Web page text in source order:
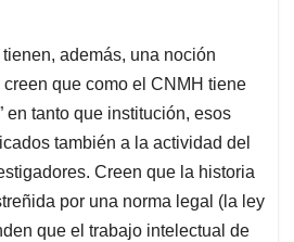
tienen, además, una noción
que como el CNMH tiene
en tanto que institución, esos
también a la actividad del
Creen que la historia
por una norma legal (la ley
que el trabajo intelectual de